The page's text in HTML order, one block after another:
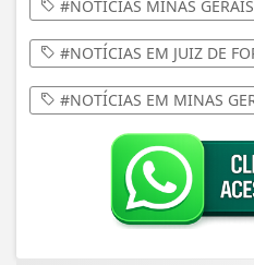
#NOTICIAS MINAS GERAIS
#NOTÍCIAS EM JUIZ DE
#NOTÍCIAS EM MINAS